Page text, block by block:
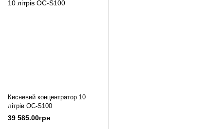
Кисневий концентратор 10
літрів OC-S100
39 585.00грн